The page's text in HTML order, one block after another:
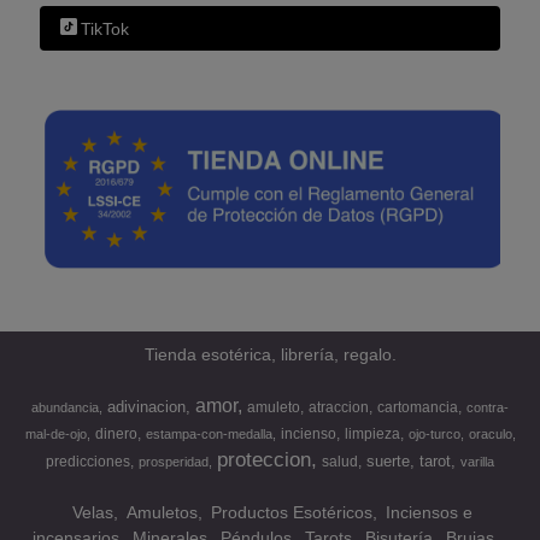
TikTok
Tienda esotérica, librería, regalo.
abundancia adivinacion amor amuleto atraccion cartomancia
contra-
mal-de-ojo
dinero estampa-con-medalla incienso limpieza ojo-turco oraculo
predicciones prosperidad proteccion salud suerte tarot varilla
Velas Amuletos Productos Esotéricos
Inciensos e